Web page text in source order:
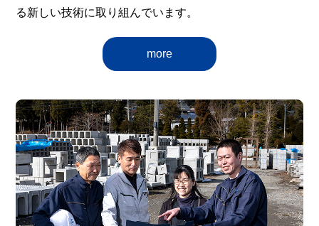
る新しい技術に取り組んでいます。
more